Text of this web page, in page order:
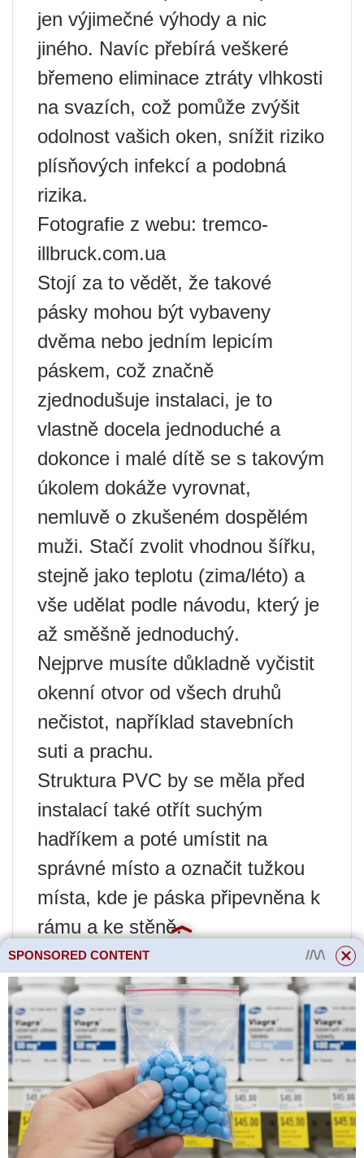
jen výjimečné výhody a nic
jiného. Navíc přebírá veškeré
břemeno eliminace ztráty vlhkosti
na svazích, což pomůže zvýšit
odolnost vašich oken, snížit riziko
plísňových infekcí a podobná
rizika.
Fotografie z webu: tremco-
illbruck.com.ua
Stojí za to vědět, že takové
pásky mohou být vybaveny
dvěma nebo jedním lepicím
páskem, což značně
zjednodušuje instalaci, je to
vlastně docela jednoduché a
dokonce i malé dítě se s takovým
úkolem dokáže vyrovnat,
nemluvě o zkušeném dospělém
muži. Stačí zvolit vhodnou šířku,
stejně jako teplotu (zima/léto) a
vše udělat podle návodu, který je
až směšně jednoduchý.
Nejprve musíte důkladně vyčistit
okenní otvor od všech druhů
nečistot, například stavebních
suti a prachu.
Struktura PVC by se měla před
instalací také otřít suchým
hadříkem a poté umístit na
správné místo a označit tužkou
místa, kde je páska připevněna k
rámu a ke stěně.
Okno vyjmeme zpět a poté
nalepíme parotěsnou pásku
rovně po obvodu na povrch rámu.
Nezapomeňte, že před instalací
okenní konstrukce do otvoru se
budete muset postarat také o
ochrannou fólii, kterou je nutné z
SPONSORED CONTENT